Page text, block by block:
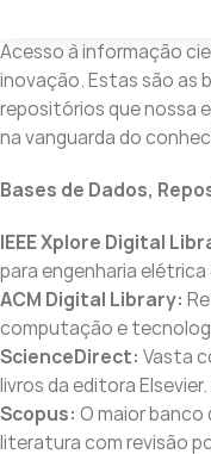
Acesso à informação
inovação. Estas são as
repositórios que nossa
na vanguarda do
Bases de Dados,
IEEE Xplore Digital
para engenharia
ACM Digital Library:
computação e
ScienceDirect: Vasta
livros da editora Elsevier.
Scopus: O maior
literatura com revisão